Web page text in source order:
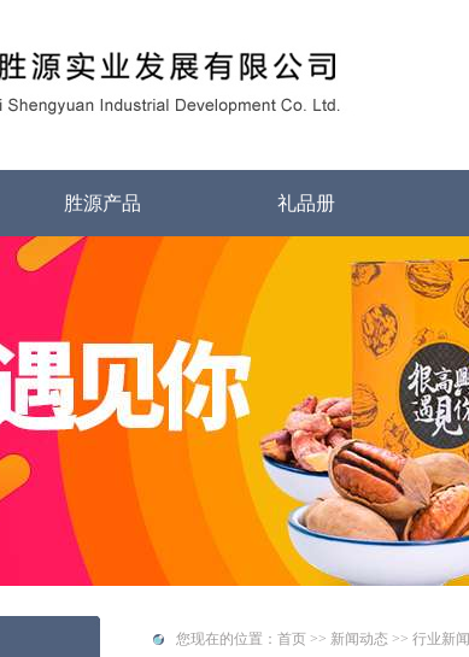
胜源产品 礼品册
您现在的位置：首页 >> 新闻动态 >> 行业新闻